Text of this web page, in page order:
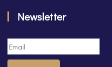
Newsletter